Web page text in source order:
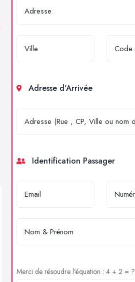
Adresse d'Arrivée
Identification Passager
Merci de résoudre l'équation : 4 + 2 = ?